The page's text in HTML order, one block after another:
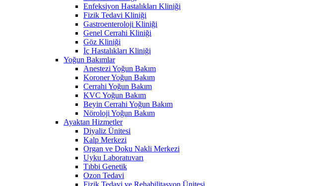
Enfeksiyon Hastalıkları Kliniği
Fizik Tedavi Kliniği
Gastroenteroloji Kliniği
Genel Cerrahi Kliniği
Göz Kliniği
İç Hastalıkları Kliniği
Yoğun Bakımlar
Anestezi Yoğun Bakım
Koroner Yoğun Bakım
Cerrahi Yoğun Bakım
KVC Yoğun Bakım
Beyin Cerrahi Yoğun Bakım
Nöroloji Yoğun Bakım
Ayaktan Hizmetler
Diyaliz Ünitesi
Kalp Merkezi
Organ ve Doku Nakli Merkezi
Uyku Laboratuvarı
Tıbbi Genetik
Ozon Tedavi
Fizik Tedavi ve Rehabilitasyon Ünitesi